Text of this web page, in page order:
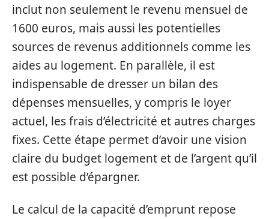
inclut non seulement le revenu mensuel de
1600 euros, mais aussi les potentielles
sources de revenus additionnels comme les
aides au logement. En parallèle, il est
indispensable de dresser un bilan des
dépenses mensuelles, y compris le loyer
actuel, les frais d’électricité et autres charges
fixes. Cette étape permet d’avoir une vision
claire du budget logement et de l’argent qu’il
est possible d’épargner.
Le calcul de la capacité d’emprunt repose